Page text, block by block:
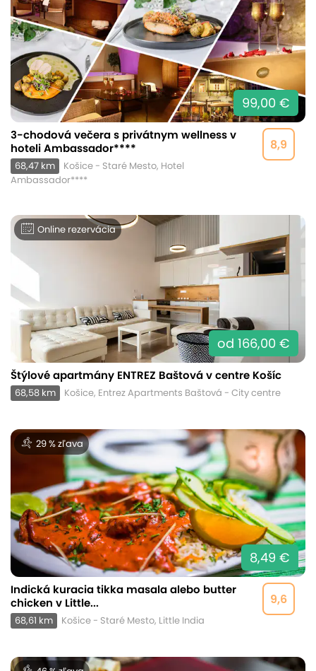
99,00 €
8,9
3-chodová večera s privátnym wellness v
hoteli Ambassador****
68,47 km
Košice - Staré Mesto, Hotel
Ambassador****
Online rezervácia
od 166,00 €
Štýlové apartmány ENTREZ Baštová v centre Košíc
68,58 km Košice, Entrez Apartments Baštová - City centre
29 % zľava
8,49 €
9,6
Indická kuracia tikka masala alebo butter
chicken v Little...
68,61 km Košice - Staré Mesto, Little India